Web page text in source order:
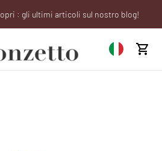
from 10th to 21st August
: gli ultimi articoli sul nostro blog!
Richiedi il tuo account aziendale!